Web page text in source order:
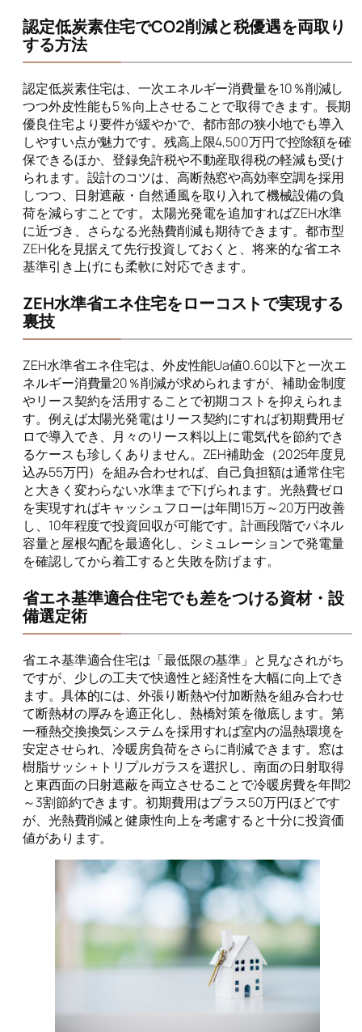
認定低炭素住宅でCO2削減と税優遇を両取り
する方法
認定低炭素住宅は、一次エネルギー消費量を10％削減し
つつ外皮性能も5％向上させることで取得できます。長期
優良住宅より要件が緩やかで、都市部の狭小地でも導入
しやすい点が魅力です。残高上限4,500万円で控除額を確
保できるほか、登録免許税や不動産取得税の軽減も受け
られます。設計のコツは、高断熱窓や高効率空調を採用
しつつ、日射遮蔽・自然通風を取り入れて機械設備の負
荷を減らすことです。太陽光発電を追加すればZEH水準
に近づき、さらなる光熱費削減も期待できます。都市型
ZEH化を見据えて先行投資しておくと、将来的な省エネ
基準引き上げにも柔軟に対応できます。
ZEH水準省エネ住宅をローコストで実現する
裏技
ZEH水準省エネ住宅は、外皮性能Ua値0.60以下と一次エ
ネルギー消費量20％削減が求められますが、補助金制度
やリース契約を活用することで初期コストを抑えられま
す。例えば太陽光発電はリース契約にすれば初期費用ゼ
ロで導入でき、月々のリース料以上に電気代を節約でき
るケースも珍しくありません。ZEH補助金（2025年度見
込み55万円）を組み合わせれば、自己負担額は通常住宅
と大きく変わらない水準まで下げられます。光熱費ゼロ
を実現すればキャッシュフローは年間15万～20万円改善
し、10年程度で投資回収が可能です。計画段階でパネル
容量と屋根勾配を最適化し、シミュレーションで発電量
を確認してから着工すると失敗を防げます。
省エネ基準適合住宅でも差をつける資材・設
備選定術
省エネ基準適合住宅は「最低限の基準」と見なされがち
ですが、少しの工夫で快適性と経済性を大幅に向上でき
ます。具体的には、外張り断熱や付加断熱を組み合わせ
て断熱材の厚みを適正化し、熱橋対策を徹底します。第
一種熱交換換気システムを採用すれば室内の温熱環境を
安定させられ、冷暖房負荷をさらに削減できます。窓は
樹脂サッシ＋トリプルガラスを選択し、南面の日射取得
と東西面の日射遮蔽を両立させることで冷暖房費を年間2
～3割節約できます。初期費用はプラス50万円ほどです
が、光熱費削減と健康性向上を考慮すると十分に投資価
値があります。